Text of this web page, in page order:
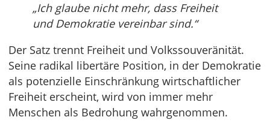
„Ich glaube nicht mehr, dass Freiheit
und Demokratie vereinbar sind.“
Der Satz trennt Freiheit und Volkssouveränität.
Seine radikal libertäre Position, in der Demokratie
als potenzielle Einschränkung wirtschaftlicher
Freiheit erscheint, wird von immer mehr
Menschen als Bedrohung wahrgenommen.